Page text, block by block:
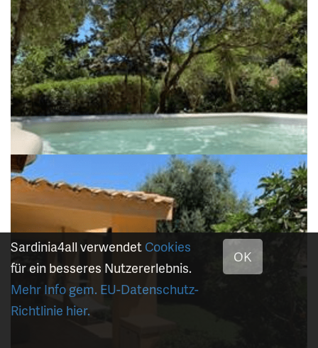
Sardinia4all verwendet Cookies
für ein besseres Nutzererlebnis.
Mehr Info gem. EU-Datenschutz-
Richtlinie hier.
OK